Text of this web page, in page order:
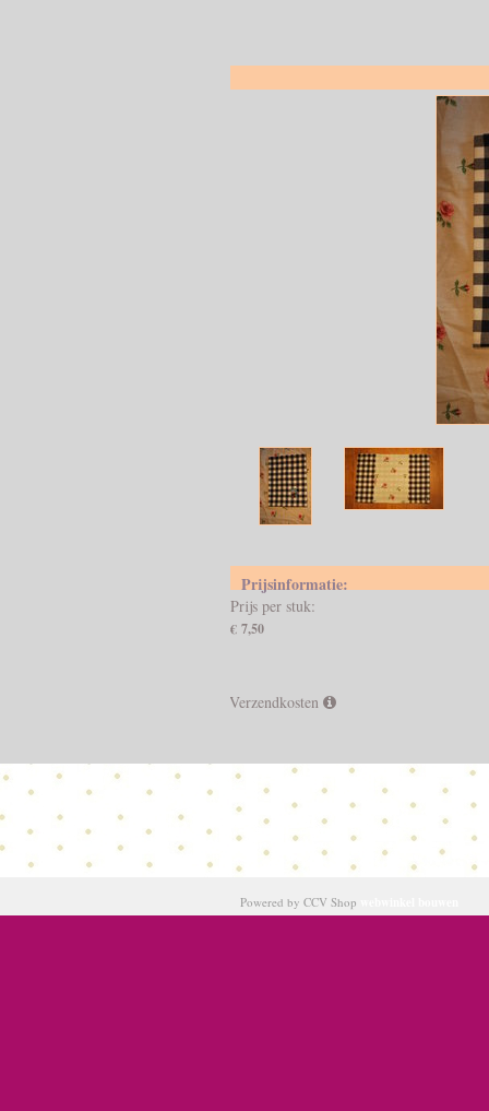
Prijsinformatie:
Prijs per stuk:
€ 7,50
Verzendkosten
Powered by CCV Shop